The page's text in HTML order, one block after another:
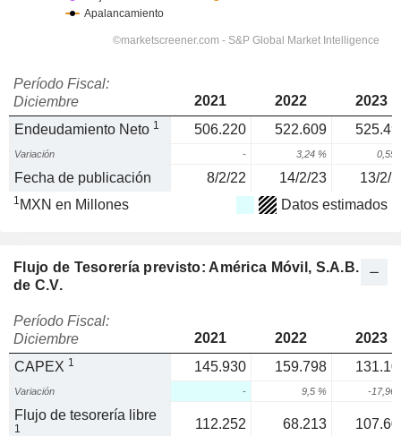
Período Fiscal:
Diciembre
2021 2022
2023
Endeudamiento Neto 1 506.220 522.609
Variación - 3,24 % 0,55
Fecha de publicación 8/2/22 14/2/23 13/2/
1 MXN en Millones Datos estimados
Flujo de Tesorería previsto: América Móvil, S.A.B.
de C.V.
Período Fiscal:
Diciembre
2021 2022
2023
CAPEX 1 145.930 159.798
Variación - 9,5 % -17,96
Flujo de tesorería libre
1 112.252 68.213